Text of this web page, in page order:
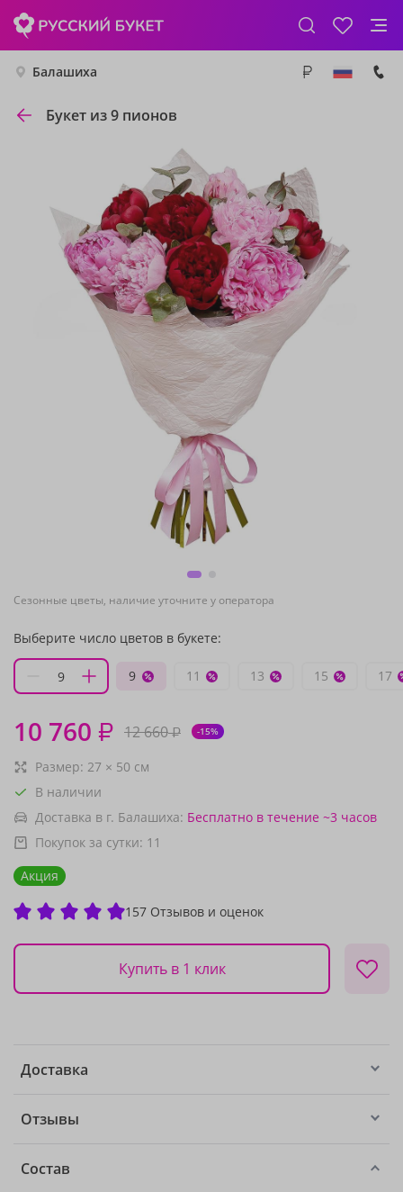
Балашиха
Букет из 9 пионов
Сезонные цветы, наличие уточните у оператора
Выберите число цветов в букете:
9 11 13 15 17
10 760 ₽ 12 660₽ -15%
Размер: 27 × 50 см
В наличии
Доставка в г. Балашиха: Бесплатно в течение ~3 часов
Покупок за сутки: 11
Акция
157 Отзывов и оценок
Купить в 1 клик
Доставка
Отзывы
Состав